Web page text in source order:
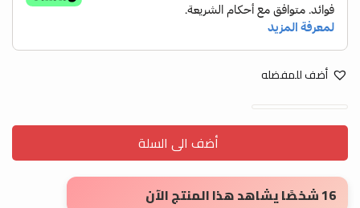
أضف للمفضله
شنطه طعام تيدميل quantity
أضف الى السلة
16 شخصًا يشاهد هذا المنتج الآن